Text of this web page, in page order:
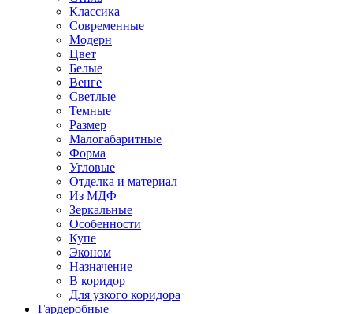
Классика
Современные
Модерн
Цвет
Белые
Венге
Светлые
Темные
Размер
Малогабаритные
Форма
Угловые
Отделка и материал
Из МДФ
Зеркальные
Особенности
Купе
Эконом
Назначение
В коридор
Для узкого коридора
Гардеробные